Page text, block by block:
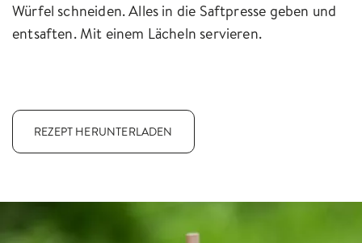
Würfel schneiden. Alles in die Saftpresse geben und
entsaften. Mit einem Lächeln servieren.
REZEPT HERUNTERLADEN